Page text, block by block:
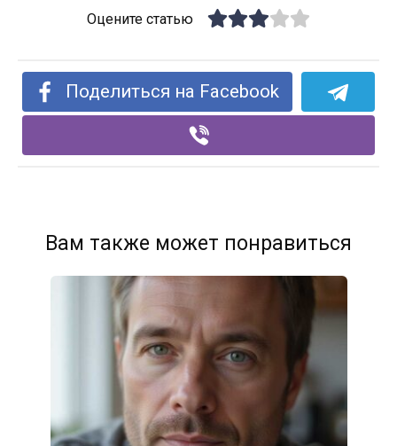
Оцените статью
Поделиться на Facebook
Вам также может понравиться